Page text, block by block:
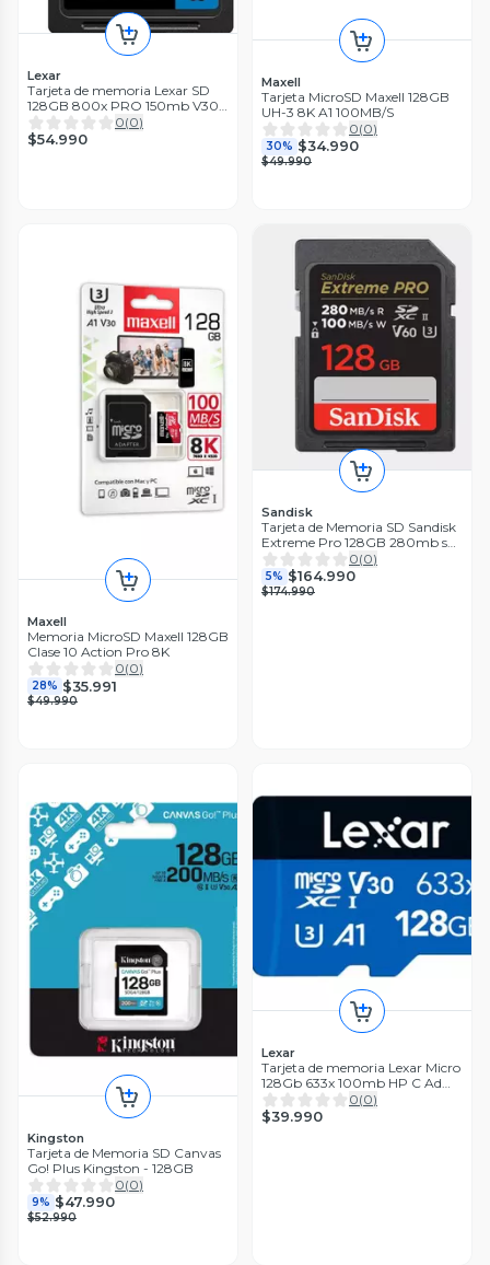
Lexar
Tarjeta de memoria Lexar SD
128GB 800x PRO 150mb V30
HP SDXC UHSI0(0)
$54.990
Maxell
Tarjeta MicroSD Maxell 128GB
UH-3 8K A1 100MB/S
0(0)
30% $34.990
$49.990
Maxell
Memoria MicroSD Maxell 128GB
Clase 10 Action Pro 8K
0(0)
28% $35.991
$49.990
Sandisk
Tarjeta de Memoria SD Sandisk
Extreme Pro 128GB 280mb s
UHS II U3 V60 6K UHD
0(0)
5% $164.990
$174.990
Kingston
Tarjeta de Memoria SD Canvas
Go! Plus Kingston - 128GB
0(0)
9% $47.990
$52.990
Lexar
Tarjeta de memoria Lexar Micro
128Gb 633x 100mb HP C Ad
119707 sdxc uhsI
0(0)
$39.990